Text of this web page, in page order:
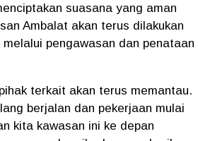
suasana yang aman
Ambalat akan terus dilakukan
pengawasan dan penataan
terkait akan terus memantau.
berjalan dan pekerjaan mulai
kita kawasan ini ke depan